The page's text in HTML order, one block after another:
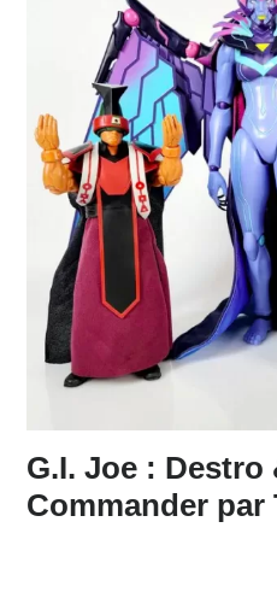
G.I. Joe : Destro
Commander par